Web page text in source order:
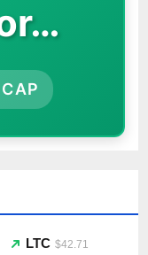
LTC $42.71